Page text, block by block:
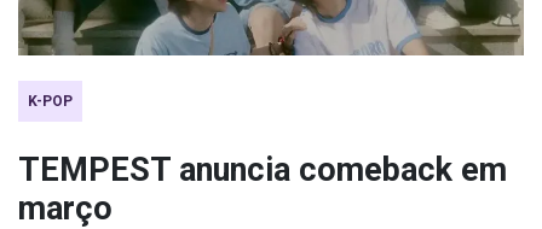
K-POP
TEMPEST anuncia comeback em
março